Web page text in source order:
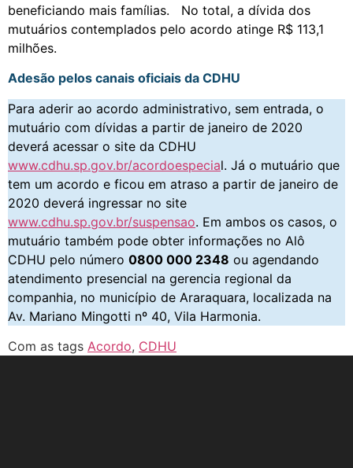
beneficiando mais famílias. No total, a dívida dos
mutuários contemplados pelo acordo atinge R$ 113,1
milhões.
Adesão pelos canais oficiais da CDHU
Para aderir ao acordo administrativo, sem entrada, o
mutuário com dívidas a partir de janeiro de 2020
deverá acessar o site da CDHU
www.cdhu.sp.gov.br/acordoespecial. Já o mutuário que
tem um acordo e ficou em atraso a partir de janeiro de
2020 deverá ingressar no site
www.cdhu.sp.gov.br/suspensao. Em ambos os casos, o
mutuário também pode obter informações no Alô
CDHU pelo número 0800 000 2348 ou agendando
atendimento presencial na gerencia regional da
companhia, no município de Araraquara, localizada na
Av. Mariano Mingotti nº 40, Vila Harmonia.
Com as tags Acordo, CDHU